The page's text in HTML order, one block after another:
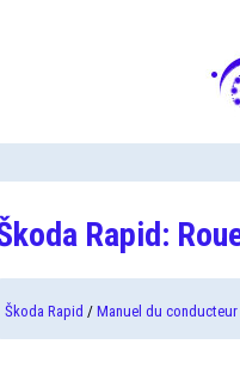
Rapid:
Škoda Rapid / Manuel du conducteur